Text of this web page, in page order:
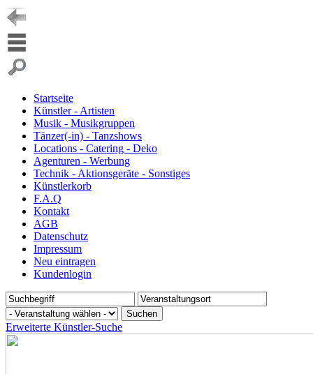
Startseite
Künstler - Artisten
Musik - Musikgruppen
Tänzer(-in) - Tanzshows
Locations - Catering - Deko
Agenturen - Werbung
Technik - Aktionsgeräte - Sonstiges
Künstlerkorb
F.A.Q
Kontakt
AGB
Datenschutz
Impressum
Neu eintragen
Kundenlogin
Erweiterte Künstler-Suche